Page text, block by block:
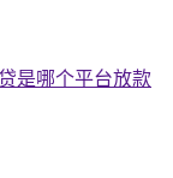
是哪个平台放款